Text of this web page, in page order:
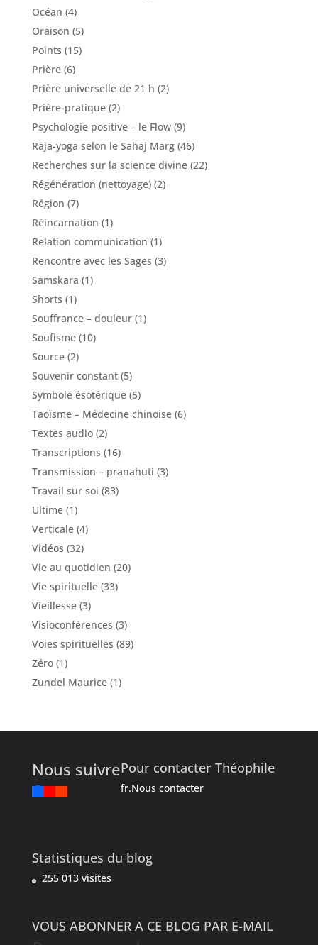
Océan (4)
Oraison (5)
Points (15)
Prière(6)
Prière universelle de 21 h (2)
Prière-pratique(2)
Psychologie positive – le Flow(9)
Raja-yoga selon le Sahaj Marg(46)
Recherches sur la science divine(22)
Régénération (nettoyage)(2)
Région (7)
Réincarnation (1)
Relation communication (1)
Rencontre avec les Sages (3)
Samskara (1)
Shorts (1)
Souffrance – douleur(1)
Soufisme(10)
Source(2)
Souvenir constant(5)
Symbole ésotérique(5)
Taoïsme – Médecine chinoise(6)
Textes audio(2)
Transcriptions (16)
Transmission – pranahuti (3)
Travail sur soi (83)
Ultime(1)
Verticale(4)
Vidéos (32)
Vie au quotidien (20)
Vie spirituelle(33)
Vieillesse(3)
Visioconférences (3)
Voies spirituelles (89)
Zéro(1)
Zundel Maurice(1)
Nous suivrePour contacter Théophile
fr.Nous contacter
Statistiques du blog
255 013 visites
VOUS ABONNER A CE BLOG PAR E-MAIL